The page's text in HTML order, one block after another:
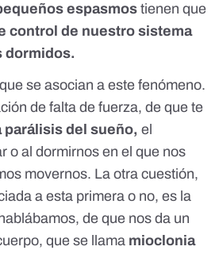
espasmos tienen que
control de nuestro sistema
dormidos.
se asocian a este fenómeno.
de falta de fuerza, de que te
parálisis del sueño, el
o al dormirnos en el que nos
movernos. La otra cuestión,
a esta primera o no, es la
de que nos da un
que se llama mioclonia